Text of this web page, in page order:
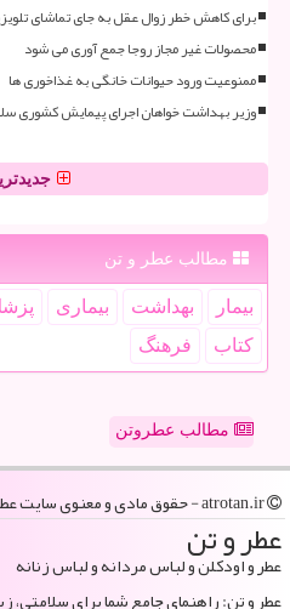
برای کاهش خطر زوال عقل به جای تماشای
محصولات غیر مجاز روجا جمع آوری می شود
ممنوعیت ورود حیوانات خانگی به غذاخوری ها
وزیر بهداشت خواهان اجرای پیمایش کشوری
مطالب عطر و تن
بیمار بهداشت بیماری
كتاب
فرهنگ
مطالب عطروتن
عطر و تن
عطر و اودکلن و لباس مردانه و لباس زنانه
عطر و تن: راهنمای جامع شما برای سلامتی،